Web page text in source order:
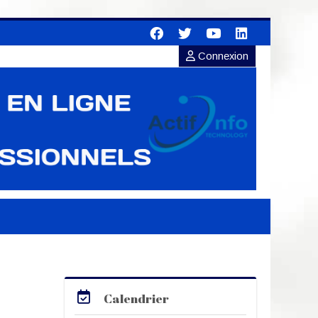
Connexion
Calendrier